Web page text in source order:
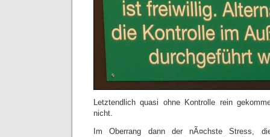
Letztendlich quasi ohne Kontrolle rein
nicht.
Im Oberrang dann der nÃ¤chste Stress,